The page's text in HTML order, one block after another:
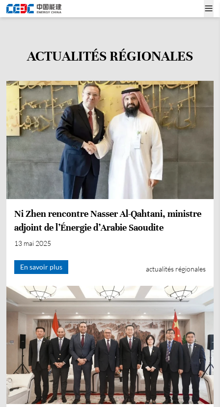
ACTUALITÉS RÉGIONALES
Ni Zhen rencontre Nasser Al-Qahtani, ministre
adjoint de l’Énergie d’Arabie Saoudite
13 mai 2025
En savoir plus actualités régionales